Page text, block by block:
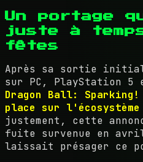
Un portage
juste à
fêtes
Après sa sortie
sur PC, PlayStation 5
Dragon Ball:
place sur l'écosystème
justement, cette
fuite survenue en
laissait présager ce